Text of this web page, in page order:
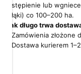
stępienie lub
łąki) co 100–200 ha.
Jak długo trwa
Zamówienia złożone
Dostawa kurierem
Pliki
cookies
pokrewne
im